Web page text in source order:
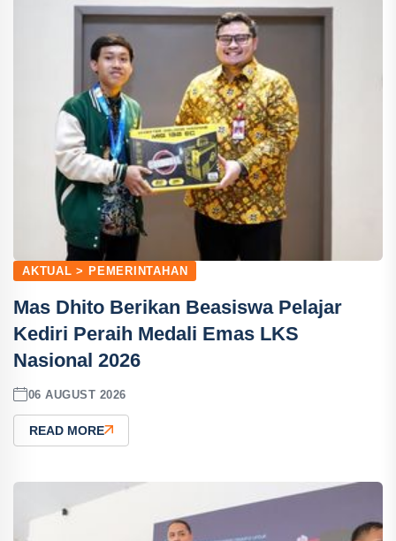
AKTUAL > PEMERINTAHAN
Mas Dhito Berikan Beasiswa Pelajar
Kediri Peraih Medali Emas LKS
Nasional 2026
06 AUGUST 2026
READ MORE